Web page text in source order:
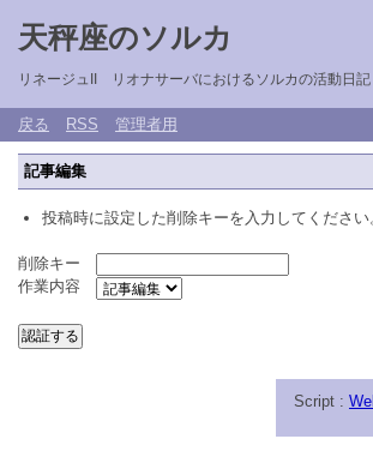
天秤座のソルカ
リネージュII リオナサーバにおけるソルカの活動日記
戻る RSS 管理者用
記事編集
投稿時に設定した削除キーを入力してください
削除キー
作業内容
Script :